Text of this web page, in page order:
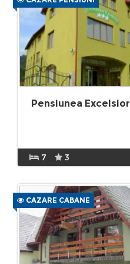
Pensiunea Excelsior
7 3
CAZARE CABANE